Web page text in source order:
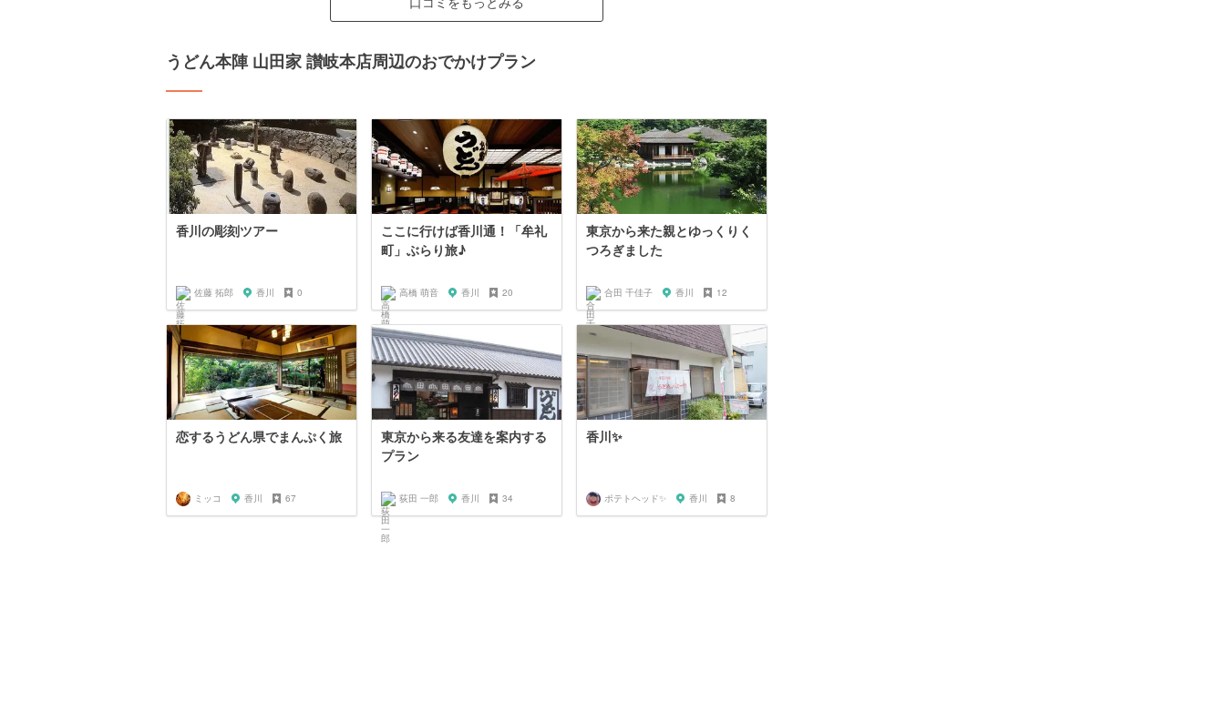
うどん本陣 山田家 讃岐本店周辺のおでかけプラン
香川の彫刻ツアー
佐藤 拓郎 香川 0
ここに行けば香川通！「牟礼
町」ぶらり旅♪
高橋 萌音 香川 20
東京から来た親とゆっくりく
つろぎました
合田 千佳子 香川 12
恋するうどん県でまんぷく旅
ミッコ 香川 67
東京から来る友達を案内する
プラン
荻田 一郎 香川 34
香川✨
ポテトヘッド✨ 香川 8